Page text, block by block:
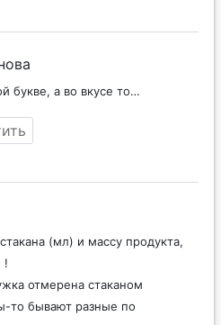
букве, а во вкусе то…
(мл) и массу продукта,
!
отмерена стаканом
то бывают разные по